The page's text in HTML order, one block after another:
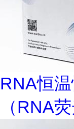
RNA恒
（RNA